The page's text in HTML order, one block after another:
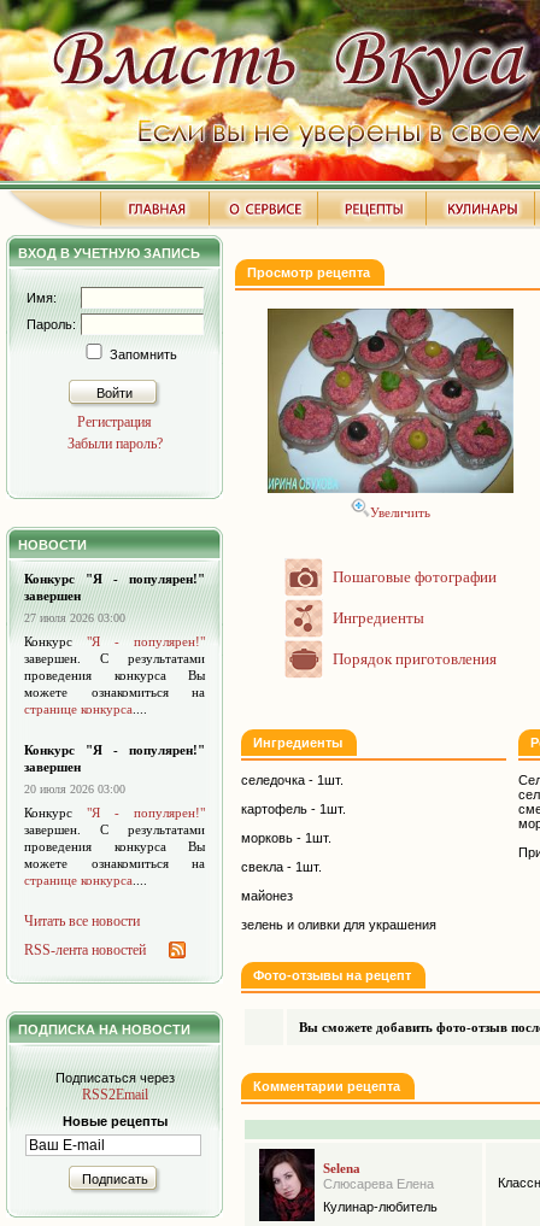
ВХОД В УЧЕТНУЮ ЗАПИСЬ
Имя:
Пароль:
Запомнить
Войти
Регистрация
Забыли пароль?
НОВОСТИ
Конкурс "Я - популярен!"
завершен
27 июля 2026 03:00
Конкурс "Я - популярен!"
завершен. С результатами
проведения конкурса Вы
можете ознакомиться на
странице конкурса
Конкурс "Я - популярен!"
завершен
20 июля 2026 03:00
Конкурс "Я - популярен!"
завершен. С результатами
проведения конкурса Вы
можете ознакомиться на
странице конкурса
Читать все новости
RSS-лента новостей
ПОДПИСКА НА НОВОСТИ
Подписаться через
RSS2Email
Новые рецепты
Подписать
Просмотр рецепта
Увеличить
Пошаговые фотографии
Ингредиенты
Порядок приготовления
Ингредиенты
селедочка - 1шт.
картофель - 1шт.
морковь - 1шт.
свекла - 1шт.
майонез
зелень и оливки для украшения
Фото-отзывы на рецепт
Вы сможете добавить фото-отзыв
Комментарии рецепта
Selena
Слюсарева Елена
Кулинар-любитель